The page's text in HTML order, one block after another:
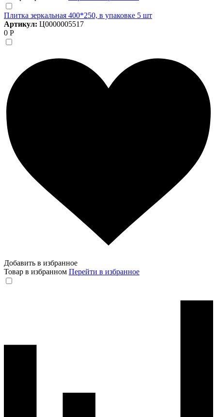
Плитка зеркальная 400*250, в упаковке 5 шт
Артикул: Ц0000005517
0 Р
Добавить в избранное
Товар в избранном Перейти в избранное